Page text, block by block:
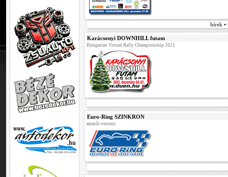
hírek •
Karácsonyi DOWNHILL futam
Hungarian Virtual Rally Championship 2021
Euro-Ring SZINKRON
amatőr verseny